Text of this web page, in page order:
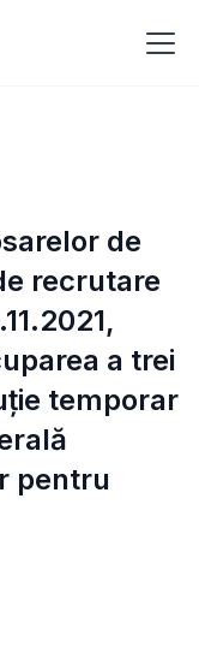
de
recrutare
a trei
temporar
pentru